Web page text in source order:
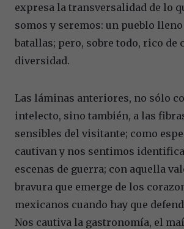
expresa la transversalidad de lo
somos y seremos: un pueblo
batallas; pero, sobre todo, rico de
diversidad.
Las láminas anteriores, no sólo
intelecto, sino también, a las
sensibles del visitante; como
cautivan y nos sentimos
escenas de guerra; con aquella
bravura que emerge de los
mexicanos cuando hay que
Nos cautiva la gastronomía, el